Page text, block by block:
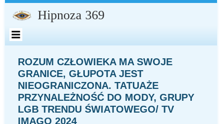
Przejdź
Hipnoza 369
ROZUM CZŁOWIEKA MA SWOJE
GRANICE, GŁUPOTA JEST
NIEOGRANICZONA. TATUAŻE
PRZYNALEŻNOŚĆ DO MODY, GRUPY
LGB TRENDU ŚWIATOWEGO/ TV
IMAGO 2024